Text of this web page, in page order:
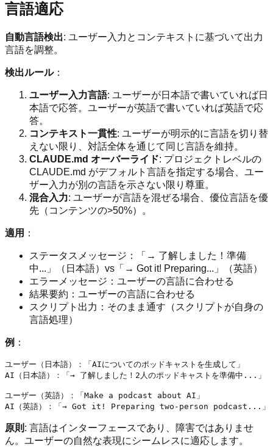
言語適応
自動言語検出: ユーザー入力とコンテキストに基づいて出力
言語を調整。
検出ルール：
ユーザー入力言語: ユーザーが日本語で書いていれば日
本語で応答。ユーザーが英語で書いていれば英語で応
答。
コンテキスト一貫性: ユーザーが明示的に言語を切り替
えない限り、対話全体を通じて同じ言語を維持。
CLAUDE.md オーバーライド: プロジェクトレベルの
CLAUDE.md がデフォルト言語を指定する場合、ユー
ザー入力が別の言語を示さない限り尊重。
混合入力: ユーザーが言語を混ぜる場合、優位言語を優
先（コンテンツの>50%）。
適用 ：
ステータスメッセージ：「→ 了解しました！準備
中...」（日本語）vs「→ Got it! Preparing...」（英語）
エラーメッセージ：ユーザーの言語に合わせる
結果要約：ユーザーの言語に合わせる
スクリプト出力：そのまま通す（スクリプトが自身の
言語処理）
例 ：
ユーザー（日本語）：「AIについてのポッドキャストを生成して」
AI（日本語）：「→ 了解しました！2人のポッドキャストを準備中...」
ユーザー（英語）：「Make a podcast about AI」
原則 : 言語はインターフェースであり、障害ではありませ
ん。ユーザーの自然な表現にシームレスに適応します。